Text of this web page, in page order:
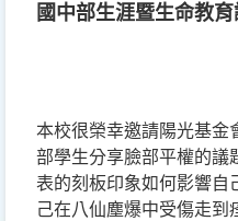
國中部生涯暨生命教
本校很榮幸邀請陽光基金
部學生分享臉部平權的議
表的刻板印象如何影響自
己在八仙塵爆中受傷走